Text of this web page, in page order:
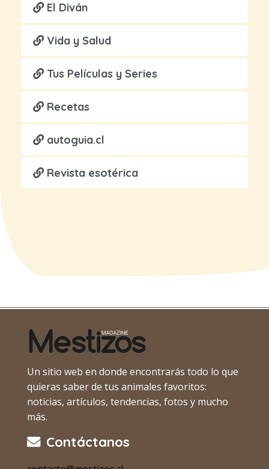
El Diván
Vida y Salud
Tus Películas y Series
Recetas
autoguia.cl
Revista esotérica
Un sitio web en donde encontrarás todo lo que
quieras saber de tus animales favoritos:
noticias, artículos, tendencias, fotos y mucho
más.
Contáctanos